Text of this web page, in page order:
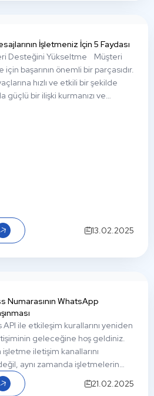
İşletmeniz İçin 5 Faydası
Desteğini Yükseltme Müşteri
başarının önemli bir parçasıdır.
hızlı ve etkili bir şekilde
güçlü bir ilişki kurmanızı ve
13.02.2025
Numarasının WhatsApp
ile etkileşim kurallarını yeniden
geleceğine hoş geldiniz.
iletişim kanallarını
aynı zamanda işletmelerin
kurma, etkileşimi arttırma ve ilişki
oyunun kurallarını değiştiren bir
21.02.2025